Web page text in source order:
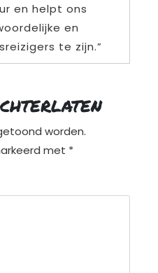
en helpt ons
en
te zijn.”
worden.
met *